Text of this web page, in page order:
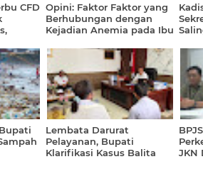
CFD Opini: Faktor Faktor yang
Berhubungan dengan
Kejadian Anemia pada Ibu
Lembata Darurat
Pelayanan, Bupati
Klarifikasi Kasus Balita
JKN